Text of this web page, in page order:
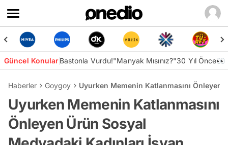
Güncel KonularBastonla Vurdu!"Manyak Mısınız?"30 Yıl Önce👀
Haberler Goygoy Uyurken Memenin Katlanmasını Önleyen
Uyurken Memenin Katlanmasını
Önleyen Ürün Sosyal